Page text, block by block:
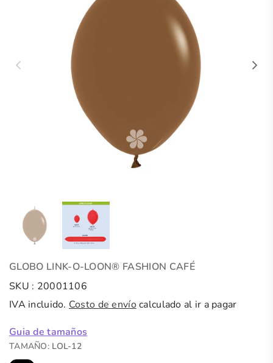
GLOBO LINK-O-LOON® FASHION CAFÉ
SKU : 20001106
IVA incluido. Costo de envíocalculado al ir a pagar
Guia de tamaños
TAMAÑO: LOL-12